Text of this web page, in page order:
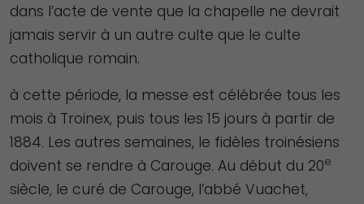
dans l’acte de vente que la chapelle ne devrait
jamais servir à un autre culte que le culte
catholique romain.
à cette période, la messe est célébrée tous les
mois à Troinex, puis tous les 15 jours à partir de
1884. Les autres semaines, le fidèles troinésiens
doivent se rendre à Carouge. Au début du 20e
siècle, le curé de Carouge, l’abbé Vuachet,